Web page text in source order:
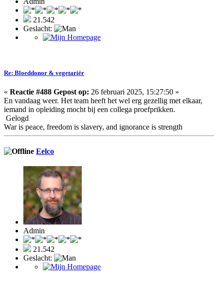
21.542
Geslacht:
Re: Bloeddonor & vegetariër
« Reactie #488 Gepost op: 26 februari 2025, 15:27:50 »
En vandaag weer. Het team heeft het wel erg gezellig met elkaar,
iemand in opleiding mocht bij een collega proefprikken.
Gelogd
War is peace, freedom is slavery, and ignorance is strength
Eelco
Admin
21.542
Geslacht: